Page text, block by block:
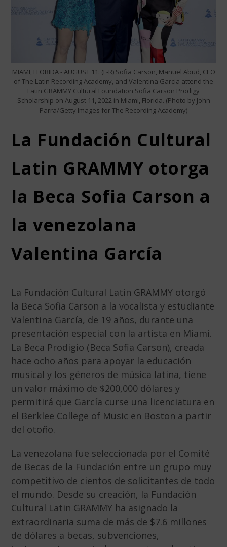
MIAMI, FLORIDA - AUGUST 11: (L-R) Sofia Carson, Manuel Abud, CEO
of The Latin Recording Academy, and Valentina Garcia attend the
Latin GRAMMY Cultural Foundation Sofia Carson Prodigy
Scholarship on August 11, 2022 in Miami, Florida. (Photo by John
Parra/Getty Images for The Recording Academy)
La Fundación Cultural
Latin GRAMMY otorga
la Beca Sofia Carson a
la venezolana
Valentina García
La Fundación Cultural Latin GRAMMY otorgó
la Beca Sofia Carson a la vocalista y estudiante
Valentina García, de 19 años, durante una
presentación especial con la artista en Miami.
La Beca Prodigio (Beca Sofia Carson), creada
hace ocho años para apoyar la educación
musical y los géneros de música latina, tiene
un valor máximo de $200,000 dólares y
permitirá que García curse una licenciatura en
el Berklee College of Music en Boston a partir
del otoño.
La venezolana fue seleccionada por el Comité
de Becas de la Fundación entre un grupo muy
competitivo de cientos de solicitantes de todo
el mundo. Desde su creación, la Fundación
Cultural Latin GRAMMY ha asignado la
extraordinaria suma de más de $7.6 millones
de dólares a becas, subvenciones,